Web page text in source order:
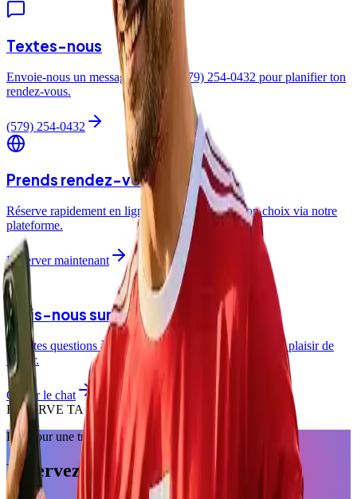
Textes-nous
Envoie-nous un message texte au (579) 254-0432 pour planifier ton
rendez-vous.
(579) 254-0432
Prends rendez-vous sur le site
Réserve rapidement en ligne à la succursale de ton choix via notre
plateforme.
Réserver maintenant
Écris-nous sur notre chatbot
Pose tes questions à notre assistant virtuel qui se fera un plaisir de
t'aider.
Ouvrir le chat
RÉSERVE TA PLACE MAINTENANT
Prêt pour une transformation?
Réservez votre coupe.